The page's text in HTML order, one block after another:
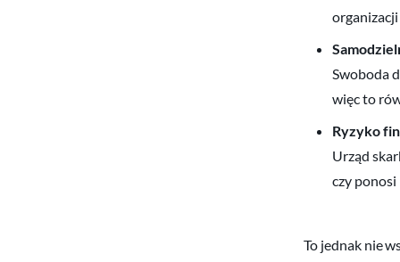
Swoboda
więc to
Ryzyko
Urząd
czy ponosi
To jednak nie